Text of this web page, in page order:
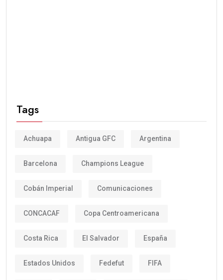
Tags
Achuapa Antigua GFC Argentina
Barcelona Champions League
Cobán Imperial Comunicaciones
CONCACAF Copa Centroamericana
Costa Rica El Salvador España
Estados Unidos Fedefut FIFA